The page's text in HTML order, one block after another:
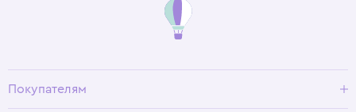
Покупателям